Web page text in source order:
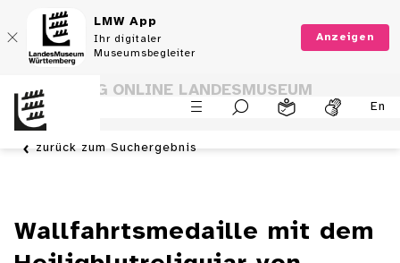
LMW App
Ihr digitaler
Museumsbegleiter
Anzeigen
En
SAMMLUNG ONLINE LANDESMUSEUM
WÜRTTEMBERG
zurück zum Suchergebnis
Wallfahrtsmedaille mit dem